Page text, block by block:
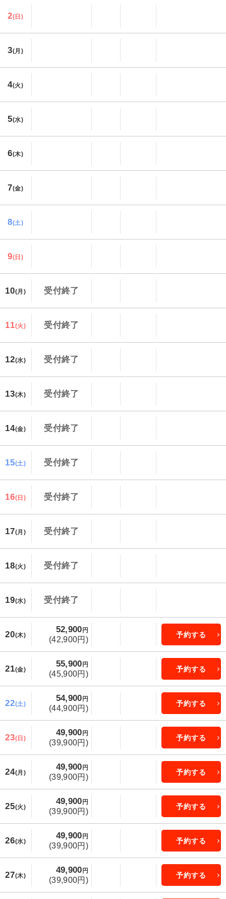
2(日)
3(月)
4(火)
5(水)
6(木)
7(金)
8(土)
9(日)
10(月) 受付終了
11(火) 受付終了
12(水) 受付終了
13(木) 受付終了
14(金) 受付終了
15(土) 受付終了
16(日) 受付終了
17(月) 受付終了
18(火) 受付終了
19(水) 受付終了
20(木)
52,900 円
(42,900円)
予約する
21(金)
55,900 円
(45,900円)
予約する
22(土)
54,900 円
(44,900円)
予約する
23(日)
49,900 円
(39,900円)
予約する
24(月)
49,900 円
(39,900円)
予約する
25(火)
49,900 円
(39,900円)
予約する
26(水)
49,900 円
(39,900円)
予約する
27(木)
49,900 円
(39,900円)
予約する